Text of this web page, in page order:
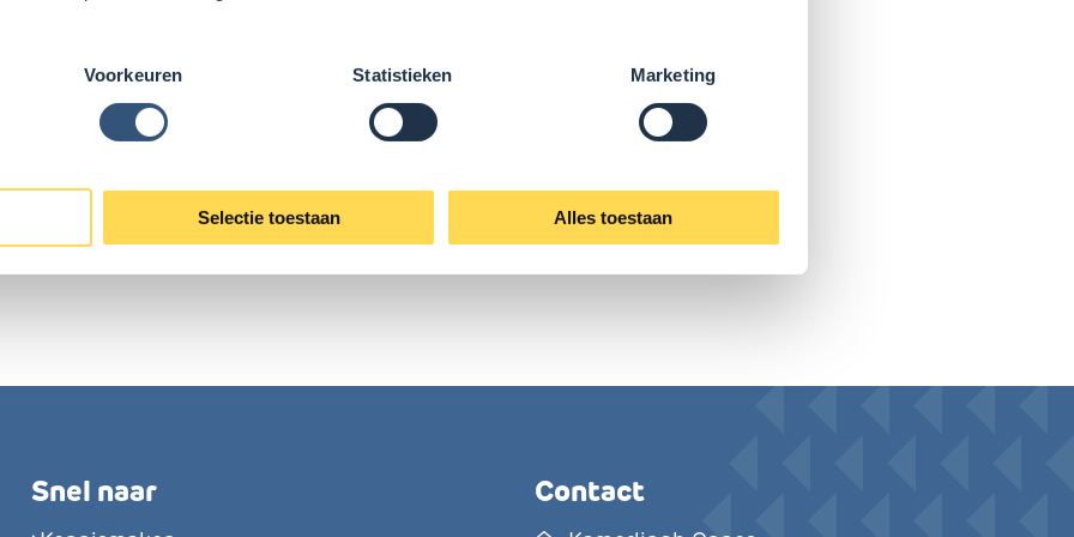
Voorkeuren Statistieken Marketing
Selectie toestaan Alles toestaan
ouders/verzorgers bezwaar tegen een besluit van onze
Lees dan het document
Procedure aanvragen bezwaar (pdf)
goed door.
Snel naar Contact